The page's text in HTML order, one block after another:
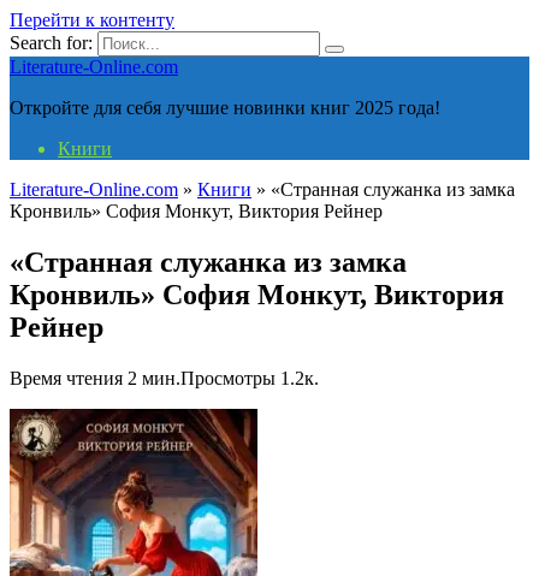
Перейти к контенту
Search for:
Literature-Online.com
Откройте для себя лучшие новинки книг 2025 года!
Книги
Literature-Online.com » Книги » «Странная служанка из замка
Кронвиль» София Монкут, Виктория Рейнер
«Странная служанка из замка
Кронвиль» София Монкут, Виктория
Рейнер
Время чтения 2 мин.Просмотры 1.2к.